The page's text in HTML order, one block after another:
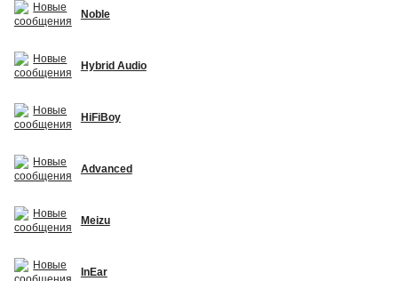
Noble
Hybrid Audio
HiFiBoy
Advanced
Meizu
InEar